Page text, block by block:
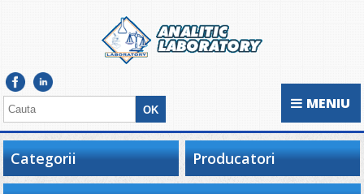
MENIU
Categorii Producatori